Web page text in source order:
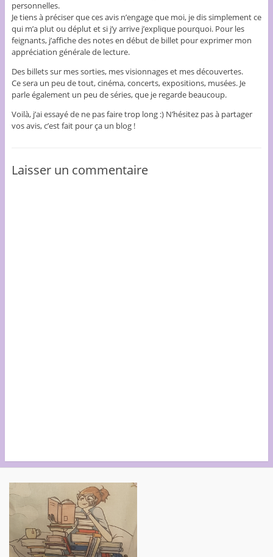
personnelles.
Je tiens à préciser que ces avis n’engage que moi, je dis simplement ce
qui m’a plut ou déplut et si j’y arrive j’explique pourquoi. Pour les
feignants, j’affiche des notes en début de billet pour exprimer mon
appréciation générale de lecture.
Des billets sur mes sorties, mes visionnages et mes découvertes.
Ce sera un peu de tout, cinéma, concerts, expositions, musées. Je
parle également un peu de séries, que je regarde beaucoup.
Voilà, j’ai essayé de ne pas faire trop long :) N’hésitez pas à partager
vos avis, c’est fait pour ça un blog !
Laisser un commentaire